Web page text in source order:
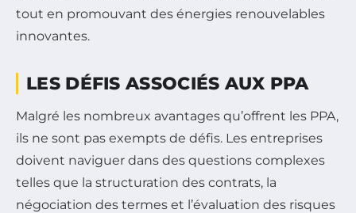
tout en promouvant des énergies renouvelables
innovantes.
LES DÉFIS ASSOCIÉS AUX PPA
Malgré les nombreux avantages qu’offrent les PPA,
ils ne sont pas exempts de défis. Les entreprises
doivent naviguer dans des questions complexes
telles que la structuration des contrats, la
négociation des termes et l’évaluation des risques